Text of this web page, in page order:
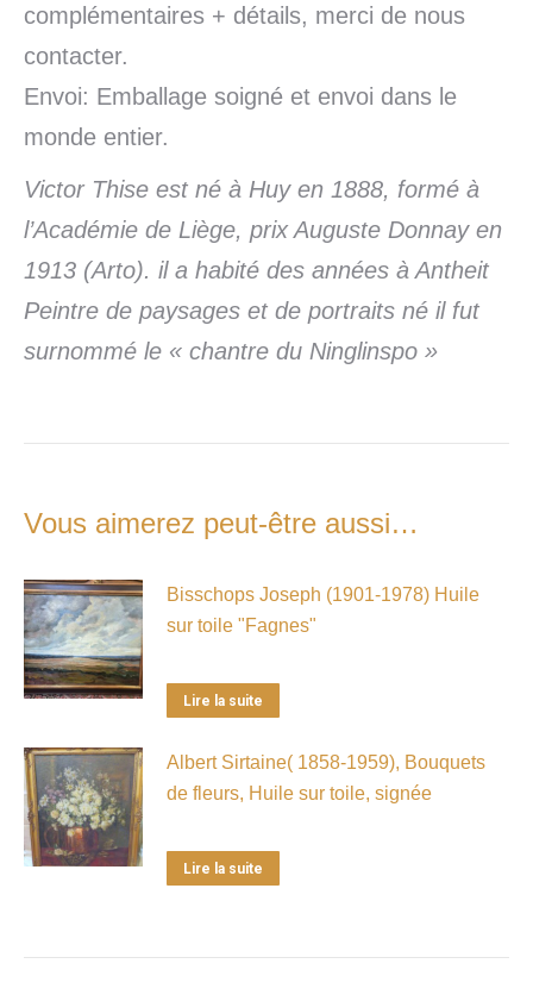
complémentaires + détails, merci de nous
contacter.
Envoi: Emballage soigné et envoi dans le
monde entier.
Victor Thise est né à Huy en 1888, formé à
l’Académie de Liège, prix Auguste Donnay en
1913 (Arto). il a habité des années à Antheit
Peintre de paysages et de portraits né il fut
surnommé le « chantre du Ninglinspo »
Vous aimerez peut-être aussi…
Bisschops Joseph (1901-1978) Huile
sur toile "Fagnes"
Lire la suite
Albert Sirtaine( 1858-1959), Bouquets
de fleurs, Huile sur toile, signée
Lire la suite